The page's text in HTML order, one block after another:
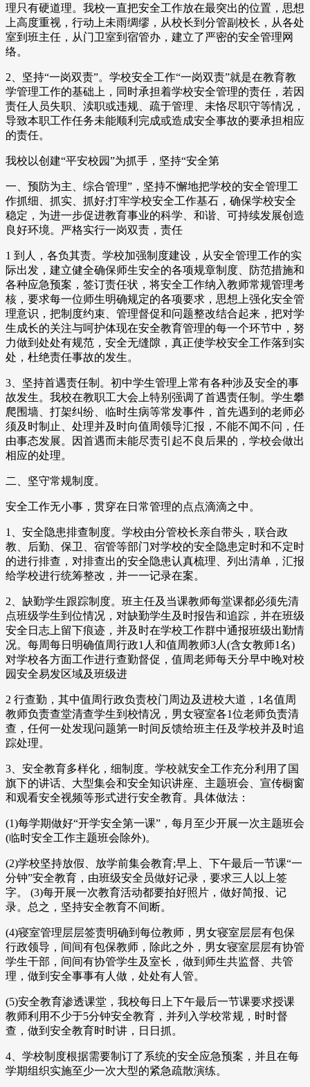
理只有硬道理。我校一直把安全工作放在最突出的位置，思想
上高度重视，行动上未雨绸缪，从校长到分管副校长，从各处
室到班主任，从门卫室到宿管办，建立了严密的安全管理网
络。
2、坚持“一岗双责”。学校安全工作“一岗双责”就是在教育教
学管理工作的基础上，同时承担着学校安全管理的责任，若因
责任人员失职、渎职或违规、疏于管理、未恪尽职守等情况，
导致本职工作任务未能顺利完成或造成安全事故的要承担相应
的责任。
我校以创建“平安校园”为抓手，坚持“安全第
一、预防为主、综合管理”，坚持不懈地把学校的安全管理工
作抓细、抓实、抓好;打牢学校安全工作基石，确保学校安全
稳定，为进一步促进教育事业的科学、和谐、可持续发展创造
良好环境。严格实行一岗双责，责任
1 到人，各负其责。学校加强制度建设，从安全管理工作的实
际出发，建立健全确保师生安全的各项规章制度、防范措施和
各种应急预案，签订责任状，将安全工作纳入教师常规管理考
核，要求每一位师生明确规定的各项要求，思想上强化安全管
理意识，把制度约束、管理督促和问题整改结合起来，把对学
生成长的关注与呵护体现在安全教育管理的每一个环节中，努
力做到处处有规范，安全无缝隙，真正使学校安全工作落到实
处，杜绝责任事故的发生。
3、坚持首遇责任制。初中学生管理上常有各种涉及安全的事
故发生。我校在教职工大会上特别强调了首遇责任制。学生攀
爬围墙、打架纠纷、临时生病等常发事件，首先遇到的老师必
须及时制止、处理并及时向值周领导汇报，不能不闻不问，任
由事态发展。因首遇而未能尽责引起不良后果的，学校会做出
相应的处理。
二、坚守常规制度。
安全工作无小事，贯穿在日常管理的点点滴滴之中。
1、安全隐患排查制度。学校由分管校长亲自带头，联合政
教、后勤、保卫、宿管等部门对学校的安全隐患定时和不定时
的进行排查，对排查出的安全隐患认真梳理、列出清单，汇报
给学校进行统筹整改，并一一记录在案。
2、缺勤学生跟踪制度。班主任及当课教师每堂课都必须先清
点班级学生到位情况，对缺勤学生及时报告和追踪，并在班级
安全日志上留下痕迹，并及时在学校工作群中通报班级出勤情
况。每周每日明确值周行政1人和值周教师3人(含女教师1名)
对学校各方面工作进行查勤督促，值周老师每天分早中晚对校
园安全易发区域及班级进
2 行查勤，其中值周行政负责校门周边及进校大道，1名值周
教师负责查堂清查学生到校情况，男女寝室各1位老师负责清
查，任何一处发现问题第一时间反馈给班主任及学校并及时追
踪处理。
3、安全教育多样化，细制度。学校就安全工作充分利用了国
旗下的讲话、大型集会和安全知识讲座、主题班会、宣传橱窗
和观看安全视频等形式进行安全教育。具体做法：
(1)每学期做好“开学安全第一课”，每月至少开展一次主题班会
(临时安全工作主题班会除外)。
(2)学校坚持放假、放学前集会教育;早上、下午最后一节课“一
分钟”安全教育，由班级安全员做好记录，要求三人以上签
字。 (3)每开展一次教育活动都要拍好照片，做好简报、记
录。总之，坚持安全教育不间断。
(4)寝室管理层层签责明确到每位教师，男女寝室层层有包保
行政领导，间间有包保教师，除此之外，男女寝室层层有协管
学生干部，间间有协管学生及室长，做到师生共监督、共管
理，做到安全事事有人做，处处有人管。
(5)安全教育渗透课堂，我校每日上下午最后一节课要求授课
教师利用不少于5分钟安全教育，并列入学校常规，时时督
查，做到安全教育时时讲，日日抓。
4、学校制度根据需要制订了系统的安全应急预案，并且在每
学期组织实施至少一次大型的紧急疏散演练。